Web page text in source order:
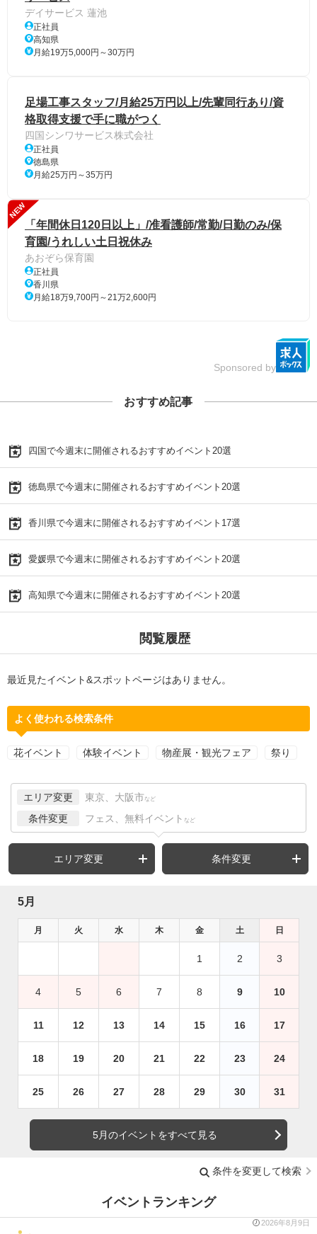
デイサービス 蓮池
正社員
高知県
月給19万5,000円～30万円
足場工事スタッフ/月給25万円以上/先輩同行あり/資
格取得支援で手に職がつく
四国シンワサービス株式会社
正社員
徳島県
月給25万円～35万円
NEW
「年間休日120日以上」/准看護師/常勤/日勤のみ/保
育園/うれしい土日祝休み
あおぞら保育園
正社員
香川県
月給18万9,700円～21万2,600円
Sponsored by
おすすめ記事
四国で今週末に開催されるおすすめイベント20選
徳島県で今週末に開催されるおすすめイベント20選
香川県で今週末に開催されるおすすめイベント17選
愛媛県で今週末に開催されるおすすめイベント20選
高知県で今週末に開催されるおすすめイベント20選
閲覧履歴
最近見たイベント&スポットページはありません。
よく使われる検索条件
花イベント 体験イベント 物産展・観光フェア 祭り
エリア変更 東京、大阪市 など
条件変更 フェス、無料イベント など
エリア変更 条件変更
5月
月 火 水 木 金 土 日
1 2 3
4 5 6 7 8 9 10
11 12 13 14 15 16 17
18 19 20 21 22 23 24
25 26 27 28 29 30 31
5月のイベントをすべて見る
条件を変更して検索
イベントランキング
2026年8月9日